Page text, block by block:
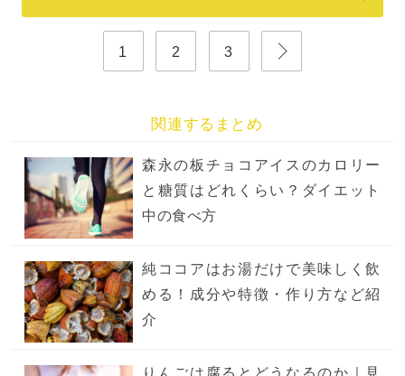
1 2 3
関連するまとめ
森永の板チョコアイスのカロリー
と糖質はどれくらい？ダイエット
中の食べ方
純ココアはお湯だけで美味しく飲
める！成分や特徴・作り方など紹
介